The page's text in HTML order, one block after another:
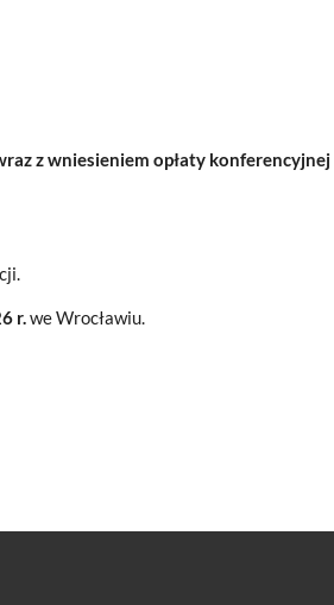
z wniesieniem opłaty konferencyjnej
r.we Wrocławiu.